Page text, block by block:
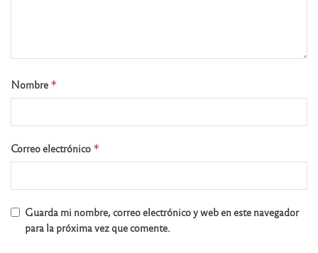
Nombre *
Correo electrónico *
Guarda mi nombre, correo electrónico y web en este navegador
para la próxima vez que comente.